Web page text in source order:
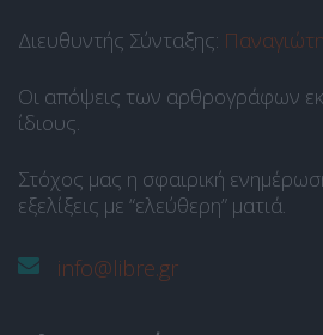
Διευθυντής Σύνταξης:
Οι απόψεις των αρθρογράφων
ίδιους.
Στόχος μας η σφαιρική
εξελίξεις με “ελεύθερη” ματιά.
info@libre.gr